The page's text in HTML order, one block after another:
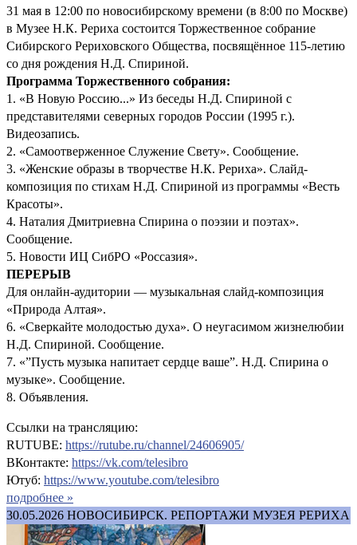
31 мая в 12:00 по новосибирскому времени (в 8:00 по Москве)
в Музее Н.К. Рериха состоится Торжественное собрание
Сибирского Рериховского Общества, посвящённое 115-летию
со дня рождения Н.Д. Спириной.
Программа Торжественного собрания:
1. «В Новую Россию...» Из беседы Н.Д. Спириной с
представителями северных городов России (1995 г.).
Видеозапись.
2. «Самоотверженное Служение Свету». Сообщение.
3. «Женские образы в творчестве Н.К. Рериха». Слайд-
композиция по стихам Н.Д. Спириной из программы «Весть
Красоты».
4. Наталия Дмитриевна Спирина о поэзии и поэтах».
Сообщение.
5. Новости ИЦ СибРО «Россазия».
ПЕРЕРЫВ
Для онлайн-аудитории — музыкальная слайд-композиция
«Природа Алтая».
6. «Сверкайте молодостью духа». О неугасимом жизнелюбии
Н.Д. Спириной. Сообщение.
7. «”Пусть музыка напитает сердце ваше”. Н.Д. Спирина о
музыке». Сообщение.
8. Объявления.
Ссылки на трансляцию:
RUTUBE: https://rutube.ru/channel/24606905/
ВКонтакте: https://vk.com/telesibro
Ютуб: https://www.youtube.com/telesibro
подробнее »
30.05.2026 НОВОСИБИРСК. РЕПОРТАЖИ МУЗЕЯ РЕРИХА